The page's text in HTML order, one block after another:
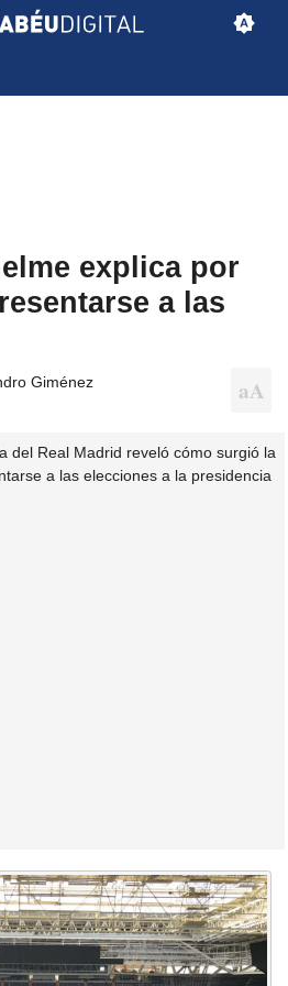
explica por
a las
Giménez
del Real Madrid reveló cómo surgió la
a las elecciones a la presidencia